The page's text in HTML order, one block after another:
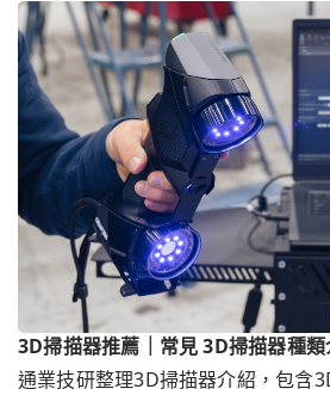
率、降低治具開發成本
3D掃描器推薦｜常見 3D掃描器種類
通業技研整理3D掃描器介紹，包含